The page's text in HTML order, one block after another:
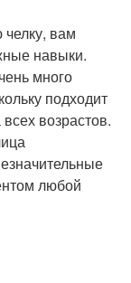
челку, вам
навыки.
много
подходит
возрастов.
любой